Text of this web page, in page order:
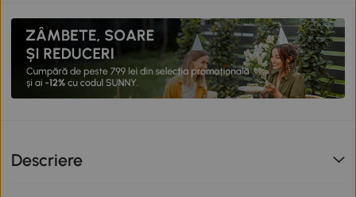
Descriere